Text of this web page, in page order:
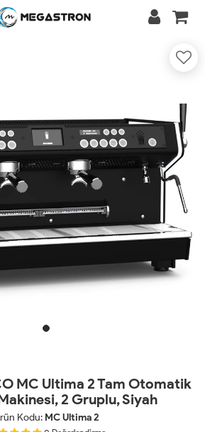
MC Ultima 2 Tam Otomatik
2 Gruplu, Siyah
Kodu: MC Ultima 2